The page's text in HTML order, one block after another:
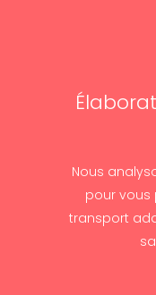
Nous
pour vous
transport